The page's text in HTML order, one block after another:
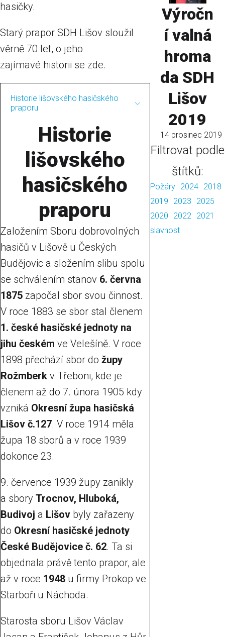
hasičky.
Starý prapor SDH Lišov sloužil
věrně 70 let, o jeho
zajímavé historii se zde.
Historie lišovského hasičského
praporu
Historie
lišovského
hasičského
praporu
Založením Sboru dobrovolných
hasičů v Lišově u Českých
Budějovic a složením slibu spolu
se schválením stanov 6. června
1875 započal sbor svou činnost.
V roce 1883 se sbor stal členem
1. české hasičské jednoty na
jihu českém ve Velešíně. V roce
1898 přechází sbor do župy
Rožmberk v Třeboni, kde je
členem až do 7. února 1905 kdy
vzniká Okresní župa hasičská
Lišov č.127. V roce 1914 měla
župa 18 sborů a v roce 1939
dokonce 23.
9. července 1939 župy zanikly
a sbory Trocnov, Hluboká,
Budivoj a Lišov byly zařazeny
do Okresní hasičské jednoty
České Budějovice č. 62. Ta si
objednala právě tento prapor, ale
až v roce 1948 u firmy Prokop ve
Starboři u Náchoda.
Starosta sboru Lišov Václav
Výročn
í valná
hroma
da SDH
Lišov
2019
14 prosinec 2019
Filtrovat podle
štítků:
Požáry 2024 2018
2019
2023
2025
2020
2022 2021
slavnost